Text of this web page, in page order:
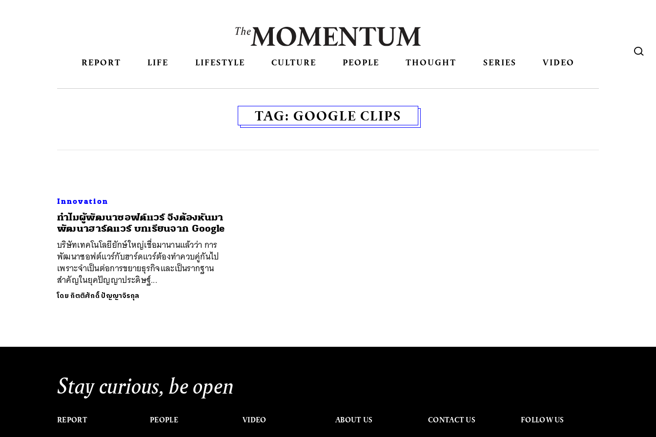
REPORT LIFE LIFESTYLE CULTURE PEOPLE THOUGHT SERIES VIDEO
TAG: GOOGLE CLIPS
Innovation
ทำไมผู้พัฒนาซอฟต์แวร์ จึงต้องหันมา
พัฒนาฮาร์ดแวร์ บทเรียนจาก Google
บริษัทเทคโนโลยียักษ์ใหญ่เชื่อมานานแล้วว่า การ
พัฒนาซอฟต์แวร์กับฮาร์ดแวร์ต้องทำควบคู่กันไป
เพราะจำเป็นต่อการขยายธุรกิจและเป็นรากฐาน
สำคัญในยุคปัญญาประดิษฐ์...
โดย กิตติศักดิ์ ปัญญาจิรกุล
Stay curious, be open
REPORT PEOPLE VIDEO ABOUT US CONTACT US FOLLOW US